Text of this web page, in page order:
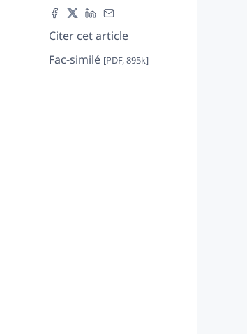
Citer cet article
Fac-similé [PDF, 895k]